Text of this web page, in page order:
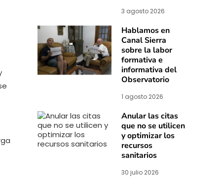
3 agosto 2026
Hablamos en
Canal Sierra
sobre la labor
formativa e
informativa del
Observatorio
1 agosto 2026
Anular las citas
que no se utilicen
y optimizar los
recursos
sanitarios
30 julio 2026